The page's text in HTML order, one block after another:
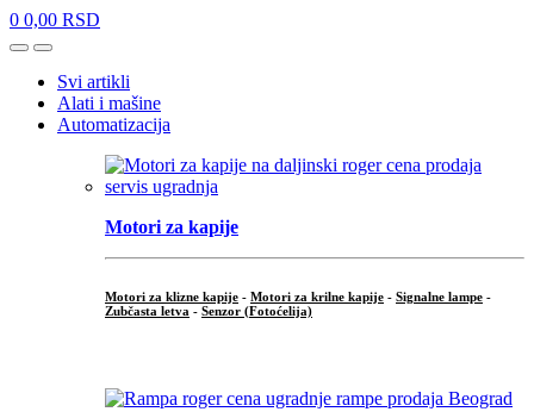
0 0,00 RSD
OpenClose
Svi artikli
Alati i mašine
Automatizacija
Motori za kapije
Motori za klizne kapije - Motori za krilne kapije - Signalne lampe -
Zubčasta letva - Senzor (Fotoćelija)